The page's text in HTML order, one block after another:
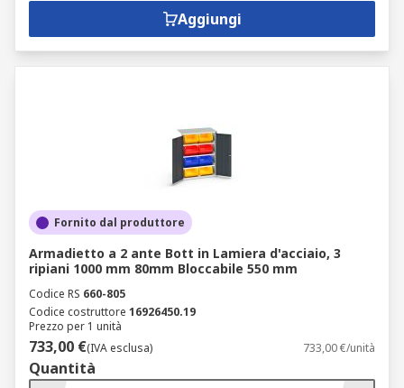
Aggiungi
Fornito dal produttore
Armadietto a 2 ante Bott in Lamiera d'acciaio, 3
ripiani 1000 mm 80mm Bloccabile 550 mm
Codice RS 660-805
Codice costruttore 16926450.19
Prezzo per 1 unità
733,00 €(IVA esclusa) 733,00 €/unità
Quantità